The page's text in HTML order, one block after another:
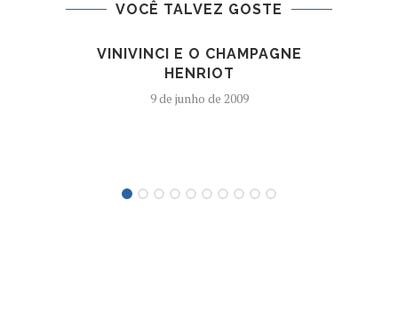
VOCÊ TALVEZ GOSTE
VINIVINCI E O CHAMPAGNE
HENRIOT
9 de junho de 2009